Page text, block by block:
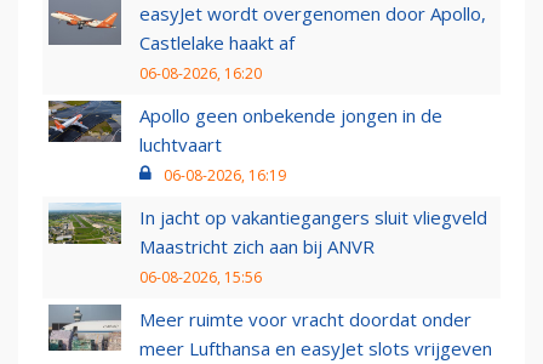
easyJet wordt overgenomen door Apollo,
Castlelake haakt af
06-08-2026, 16:20
Apollo geen onbekende jongen in de
luchtvaart
06-08-2026, 16:19
In jacht op vakantiegangers sluit vliegveld
Maastricht zich aan bij ANVR
06-08-2026, 15:56
Meer ruimte voor vracht doordat onder
meer Lufthansa en easyJet slots vrijgeven